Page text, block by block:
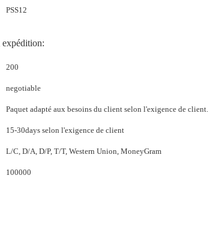
PSS12
expédition:
200
negotiable
Paquet adapté aux besoins du client selon l'exigence de client.
15-30days selon l'exigence de client
L/C, D/A, D/P, T/T, Western Union, MoneyGram
100000